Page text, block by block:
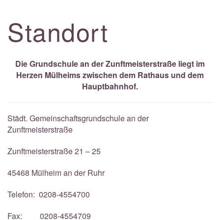
Standort
Die Grundschule an der Zunftmeisterstraße liegt im
Herzen Mülheims zwischen dem Rathaus und dem
Hauptbahnhof.
Städt. Gemeinschaftsgrundschule an der
Zunftmeisterstraße
Zunftmeisterstraße 21 – 25
45468 Mülheim an der Ruhr
Telefon: 0208-4554700
Fax: 0208-4554709